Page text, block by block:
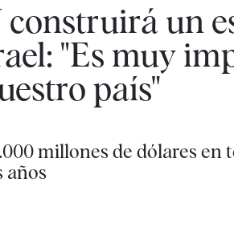
un
"Es muy
país"
millones de dólares en
años